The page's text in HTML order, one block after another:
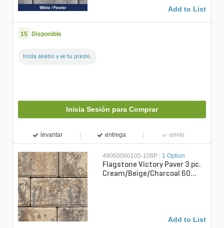
Add to List
15 Disponible
Inicia sesión y ve tu precio.
Inicia Sesión para Comprar
levantar entrega envío
49060060105-108P | 1 Option
Flagstone Victory Paver 3 pc.
Cream/Beige/Charcoal 60
Add to List